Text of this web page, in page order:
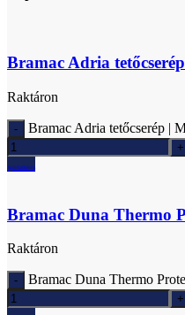
Bramac Adria
Raktáron
Bramac Adria tetőcserép |
Ajánlatkérés
Bramac Duna Thermo
Raktáron
Bramac Duna Thermo